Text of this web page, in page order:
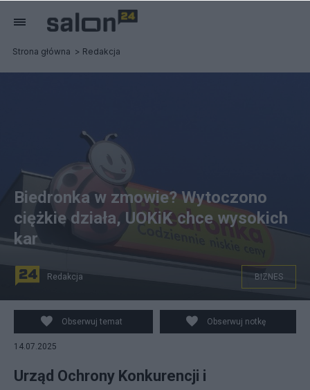
Strona główna Redakcja
Biedronka w zmowie? Wytoczono
ciężkie działa, UOKiK chce wysokich
kar
Redakcja BIZNES
Obserwuj temat Obserwuj notkę
14.07.2025
Urząd Ochrony Konkurencji i